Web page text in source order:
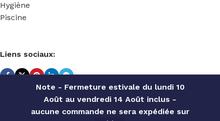
Note - Fermeture estivale du lundi 10
Août au vendredi 14 Août inclus -
aucune commande ne sera expédiée sur
Hygiène
Piscine
Liens sociaux:
TECHNIDOSE 2022 Réalisé parACS INFORMATIQUE